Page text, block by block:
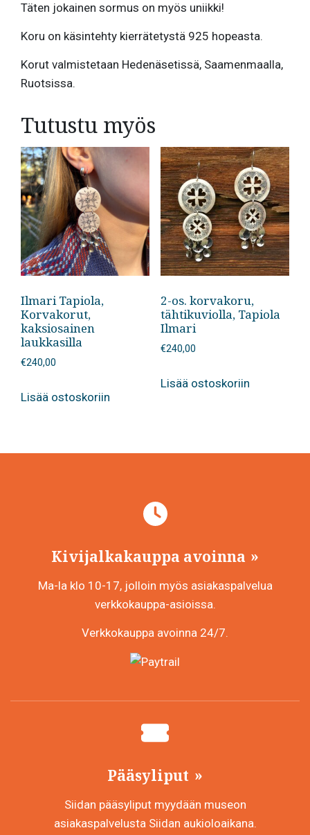
Täten jokainen sormus on myös uniikki!
Koru on käsintehty kierrätetystä 925 hopeasta.
Korut valmistetaan Hedenäsetissä, Saamenmaalla,
Ruotsissa.
Tutustu myös
Ilmari Tapiola,
Korvakorut,
kaksiosainen
laukkasilla
€240,00
Lisää ostoskoriin
2-os. korvakoru,
tähtikuviolla, Tapiola
Ilmari
€240,00
Lisää ostoskoriin
Kivijalkakauppa avoinna
Ma-la klo 10-17, jolloin myös asiakaspalvelua
verkkokauppa-asioissa.
Verkkokauppa avoinna 24/7.
Pääsyliput
Siidan pääsyliput myydään museon
asiakaspalvelusta Siidan aukioloaikana.